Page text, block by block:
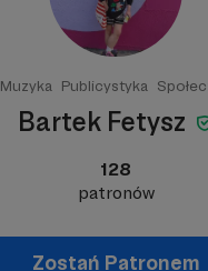
Muzyka Publicystyka
Bartek Fetysz
128
patronów
Zostań Patronem